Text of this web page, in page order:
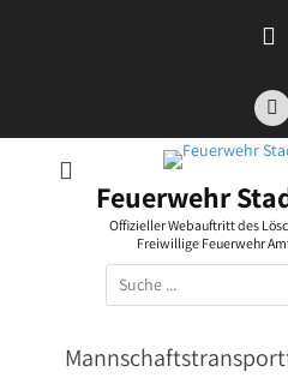
Feuerwehr
Offizieller Webauftritt des
Freiwillige Feuerwehr
Suchen
nach: